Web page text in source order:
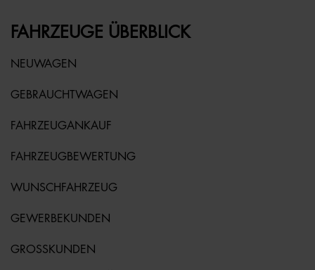
FAHRZEUGE ÜBERBLICK
NEUWAGEN
GEBRAUCHTWAGEN
FAHRZEUGANKAUF
FAHRZEUGBEWERTUNG
WUNSCHFAHRZEUG
GEWERBEKUNDEN
GROSSKUNDEN